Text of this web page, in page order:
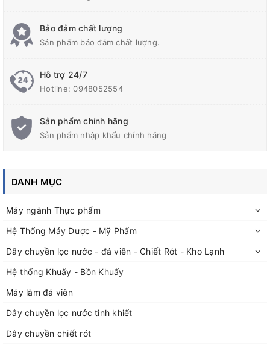
Thông số Máy khuấy phân bón 200 lít gá ngang phuy AD-05
- Tốc độ khuấy: 300 vòng/phút, 0-1450 vòng/phút
- Tủ điều khiển: Khởi động từ Teco, hoặc điều chỉnh tốc độ bằng
biến tần inverter
- Khung gá gia công thép ( thùng phuy sắt Ø600mm, cao
chiều dài trục 800mm, 950mm
- Cánh khuấy thủy lực, cánh phân tán inox 304, hai tầng
cánh Ø200mm
( Có thể đặt hàng công suất lớn nhỏ và đêì chỉnh tốc độ khuấy
theo yêu cầu )
Bảo đảm chất lượng
Sản phẩm bảo đảm chất lượng.
Hỗ trợ 24/7
Hotline:0948052554
Sản phẩm chính hãng
Sản phẩm nhập khẩu chính hãng
DANH MỤC
Máy ngành Thực phẩm
Hệ Thống Máy Dược - Mỹ Phẩm
Dây chuyền lọc nước - đá viên - Chiết Rót - Kho Lạnh
Hệ thống Khuấy - Bồn Khuấy
Máy làm đá viên
Dây chuyền lọc nước tinh khiết
Dây chuyền chiết rót